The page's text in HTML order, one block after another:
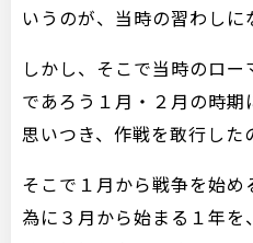
いうのが、当時の習わしに
しかし、そこで当時のロ
であろう１月・２月の時期
思いつき、作戦を敢行した
そこで１月から戦争を始
為に３月から始まる１年